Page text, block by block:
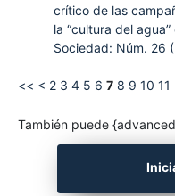
crítico de las
la “cultura del
Sociedad: Núm. 26
<< < 2 3 4 5 6 7 8 9 10 11
También puede